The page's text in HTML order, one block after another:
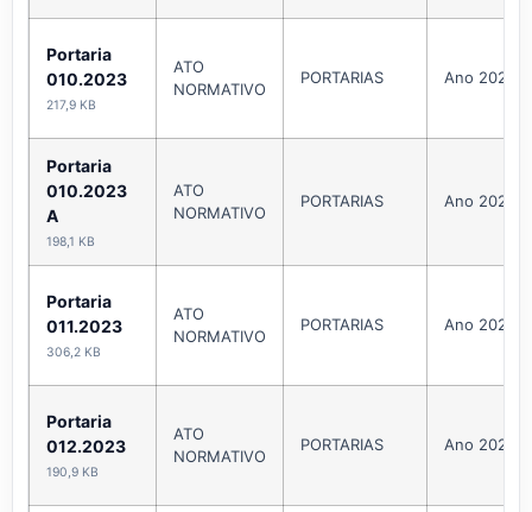
Portaria
010.2023
217,9 KB
ATO
NORMATIVO
PORTARIAS Ano 2023
Portaria
010.2023
A
198,1 KB
ATO
NORMATIVO
PORTARIAS Ano 2023
Portaria
011.2023
306,2 KB
ATO
NORMATIVO
PORTARIAS Ano 2023
Portaria
012.2023
190,9 KB
ATO
NORMATIVO
PORTARIAS Ano 2023